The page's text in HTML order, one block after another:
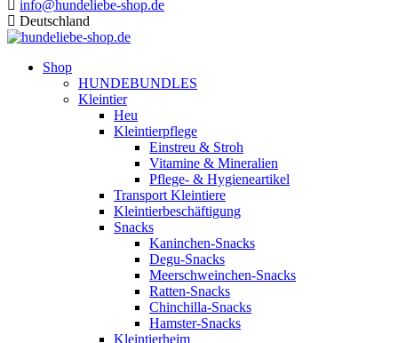
info@hundeliebe-shop.de
Deutschland
Shop
HUNDEBUNDLES
Kleintier
Heu
Kleintierpflege
Einstreu & Stroh
Vitamine & Mineralien
Pflege- & Hygieneartikel
Transport Kleintiere
Kleintierbeschäftigung
Snacks
Kaninchen-Snacks
Degu-Snacks
Meerschweinchen-Snacks
Ratten-Snacks
Chinchilla-Snacks
Hamster-Snacks
Kleintierheim